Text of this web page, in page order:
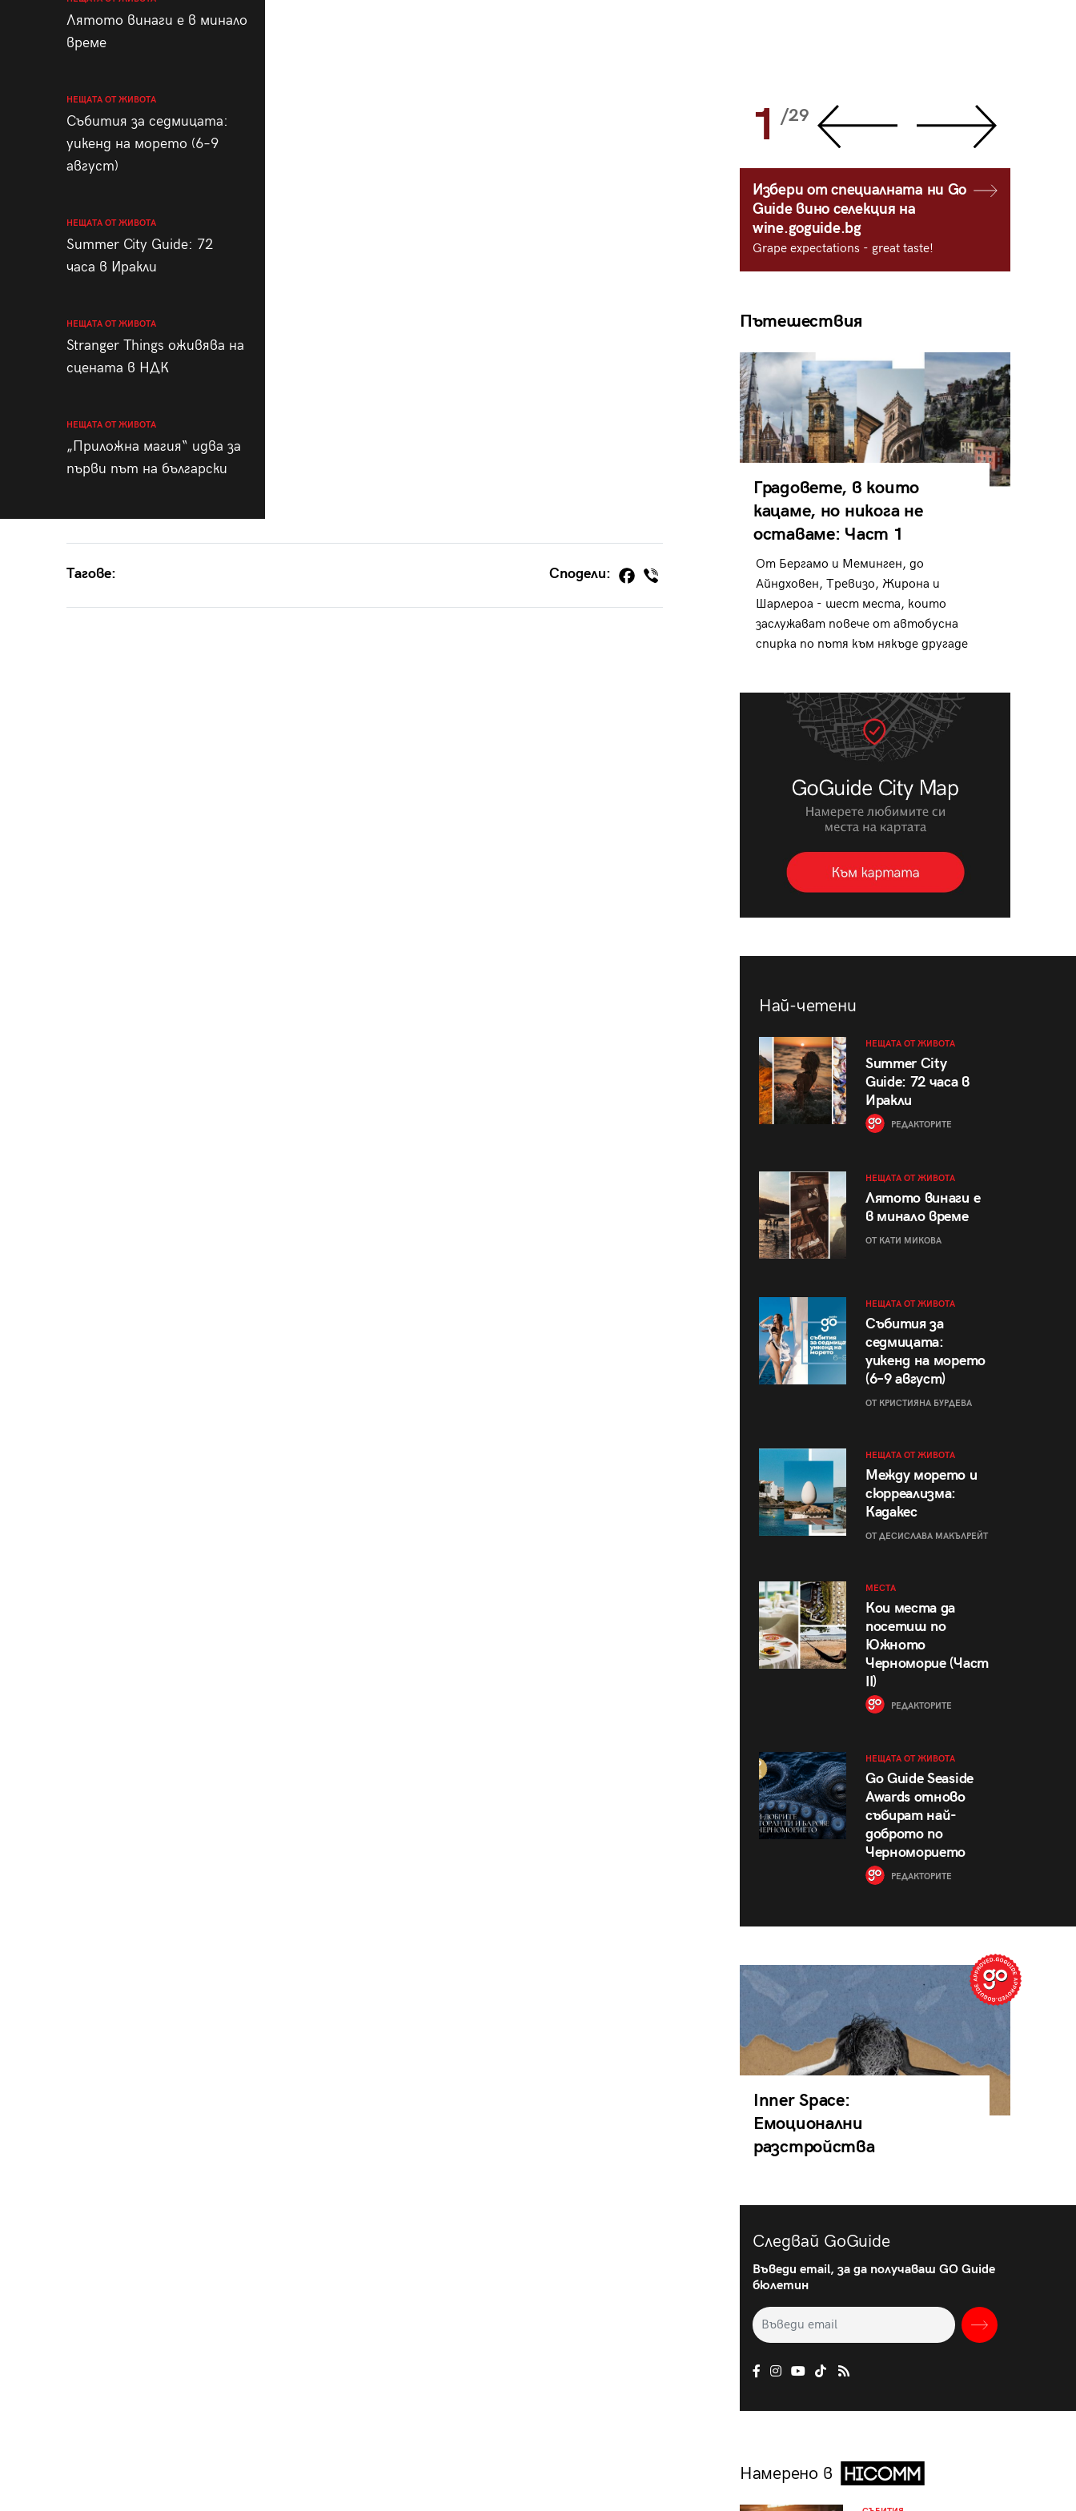
Лятото винаги е в минало
време
НЕЩАТА ОТ ЖИВОТА
Събития за седмицата:
уикенд на морето (6–9
август)
НЕЩАТА ОТ ЖИВОТА
Summer City Guide: 72
часа в Иракли
НЕЩАТА ОТ ЖИВОТА
Stranger Things оживява на
сцената в НДК
НЕЩАТА ОТ ЖИВОТА
„Приложна магия“ идва за
първи път на български
Тагове: Сподели:
28 1 /29
Избери от специалната ни Go
Guide вино селекция на
wine.goguide.bg
Grape expectations - great taste!
Пътешествия
Градовете, в които
кацаме, но никога не
оставаме: Част 1
От Бергамо и Меминген, до
Айндховен, Тревизо, Жирона и
Шарлероа - шест места, които
заслужават повече от автобусна
спирка по пътя към някъде другаде
Най-четени
НЕЩАТА ОТ ЖИВОТА
Summer City
Guide: 72 часа в
Иракли
РЕДАКТОРИТЕ
НЕЩАТА ОТ ЖИВОТА
Лятото винаги е
в минало време
ОТ КАТИ МИКОВА
НЕЩАТА ОТ ЖИВОТА
Събития за
седмицата:
уикенд на морето
(6–9 август)
ОТ КРИСТИЯНА БУРДЕВА
НЕЩАТА ОТ ЖИВОТА
Между морето и
сюрреализма:
Кадакес
ОТ ДЕСИСЛАВА МАКЪЛРЕЙТ
МЕСТА
Кои места да
посетиш по
Южното
Черноморие (Част
II)
РЕДАКТОРИТЕ
НЕЩАТА ОТ ЖИВОТА
Go Guide Seaside
Awards отново
събират най-
доброто по
Черноморието
РЕДАКТОРИТЕ
Inner Space:
Емоционални
разстройства
Следвай GoGuide
Въведи email, за да получаваш GO Guide
бюлетин
Намерено в